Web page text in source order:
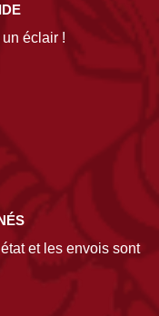
éclair !
et les envois sont